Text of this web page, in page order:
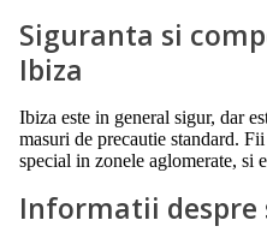
Siguranta si
Ibiza
Ibiza este in general sigur, dar
masuri de precautie standard.
special in zonele aglomerate, si
Informatii despre